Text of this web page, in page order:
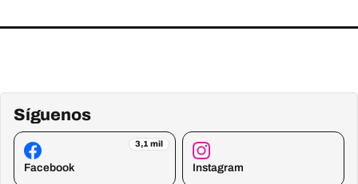
Síguenos
3,1 mil
Facebook Instagram